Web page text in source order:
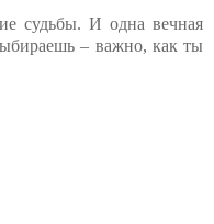
судьбы. И одна вечная
– важно, как ты